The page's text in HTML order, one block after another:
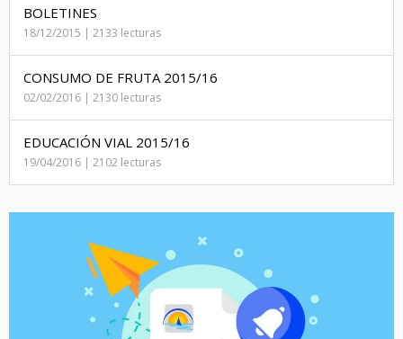
BOLETINES
18/12/2015 | 2133 lecturas
CONSUMO DE FRUTA 2015/16
02/02/2016 | 2130 lecturas
EDUCACIÓN VIAL 2015/16
19/04/2016 | 2102 lecturas